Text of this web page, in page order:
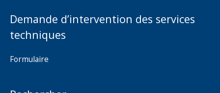
Demande d’intervention des services
techniques
Formulaire